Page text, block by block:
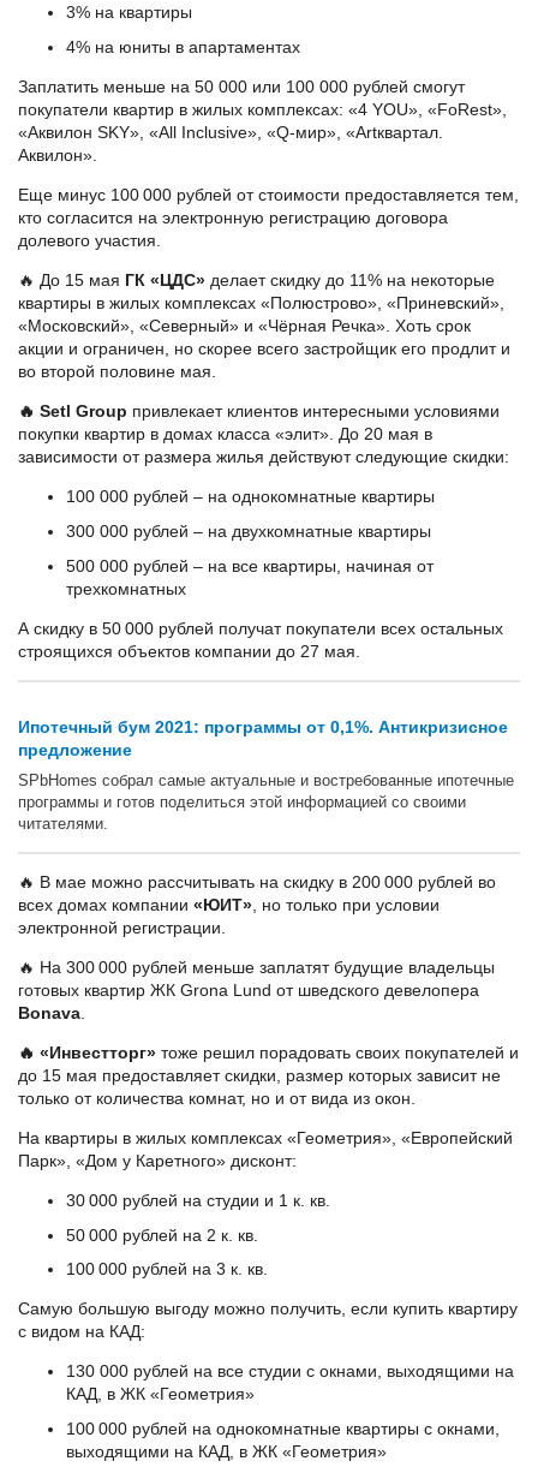
3% на квартиры
4% на юниты в апартаментах
Заплатить меньше на 50 000 или 100 000 рублей смогут
покупатели квартир в жилых комплексах: «4 YOU», «FoRest»,
«Аквилон SKY», «All Inclusive», «Q-мир», «Artквартал.
Аквилон».
Еще минус 100 000 рублей от стоимости предоставляется тем,
кто согласится на электронную регистрацию договора
долевого участия.
🔥 До 15 мая ГК «ЦДС» делает скидку до 11% на некоторые
квартиры в жилых комплексах «Полюстрово», «Приневский»,
«Московский», «Северный» и «Чёрная Речка». Хоть срок
акции и ограничен, но скорее всего застройщик его продлит и
во второй половине мая.
🔥 Setl Group привлекает клиентов интересными условиями
покупки квартир в домах класса «элит». До 20 мая в
зависимости от размера жилья действуют следующие скидки:
100 000 рублей – на однокомнатные квартиры
300 000 рублей – на двухкомнатные квартиры
500 000 рублей – на все квартиры, начиная от
трехкомнатных
А скидку в 50 000 рублей получат покупатели всех остальных
строящихся объектов компании до 27 мая.
Ипотечный бум 2021: программы от 0,1%. Антикризисное
предложение
SPbHomes собрал самые актуальные и востребованные ипотечные
программы и готов поделиться этой информацией со своими
читателями.
🔥 В мае можно рассчитывать на скидку в 200 000 рублей во
всех домах компании «ЮИТ» , но только при условии
электронной регистрации.
🔥 На 300 000 рублей меньше заплатят будущие владельцы
готовых квартир ЖК Grona Lund от шведского девелопера
Bonava
🔥 «Инвестторг» тоже решил порадовать своих покупателей и
до 15 мая предоставляет скидки, размер которых зависит не
только от количества комнат, но и от вида из окон.
На квартиры в жилых комплексах «Геометрия», «Европейский
Парк», «Дом у Каретного» дисконт:
30 000 рублей на студии и 1 к. кв.
50 000 рублей на 2 к. кв.
100 000 рублей на 3 к. кв.
Самую большую выгоду можно получить, если купить квартиру
с видом на КАД:
130 000 рублей на все студии с окнами, выходящими на
КАД, в ЖК «Геометрия»
100 000 рублей на однокомнатные квартиры с окнами,
выходящими на КАД, в ЖК «Геометрия»